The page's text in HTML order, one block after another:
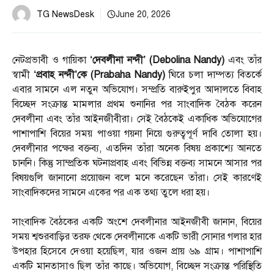
TG NewsDesk June 20, 2026
নেটপ্রভাবী ও গায়িকা ‘দেবলীনা নন্দী’ (Debolina Nandy)এবং তাঁর
স্বামী ‘প্রবাহ নন্দী’কে (Prabaha Nandy)ঘিরে চলা দাম্পত্য বিতর্কে
এবার সামনে এল নতুন অভিযোগ। সম্প্রতি বারুইপুর আদালতে বিবাহ
বিচ্ছেদ সংক্রান্ত মামলার প্রথম শুনানির পর সাংবাদিক বৈঠক করেন
দেবলীনা এবং তাঁর আইনজীবীরা। সেই বৈঠকেই একাধিক অভিযোগের
পাশাপাশি বিয়ের সময় পাওয়া গয়না নিয়ে গুরুত্বপূর্ণ দাবি তোলা হয়।
দেবলীনার পক্ষের বক্তব্য, এতদিন তাঁরা অনেক বিষয় প্রকাশ্যে আনতে
চাননি। কিন্তু সাম্প্রতিক ঘটনাপ্রবাহ এবং বিভিন্ন বক্তব্য সামনে আসার পর
বিষয়গুলি জানানো প্রয়োজন বলে মনে করেছেন তাঁরা। সেই কারণেই
সাংবাদিকদের সামনে একের পর এক তথ্য তুলে ধরা হয়।
সাংবাদিক বৈঠকের একটি অংশে দেবলীনার আইনজীবী জানান, বিয়ের
সময় শ্বশুরবাড়ির তরফ থেকে দেবলীনাকে একটি ভারী সোনার গলার হার
উপহার হিসেবে দেওয়া হয়েছিল, যার ওজন প্রায় ৬৯ গ্রাম। পাশাপাশি
একটি মানতাসাও ছিল তাঁর কাছে। অভিযোগ, বিচ্ছেদ সংক্রান্ত পরিস্থিতি